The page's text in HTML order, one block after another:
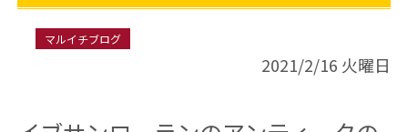
マルイチブログ
2021/2/16 火曜日